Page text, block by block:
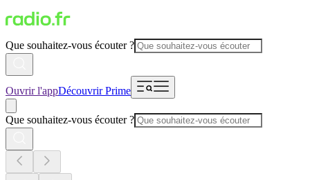
Que souhaitez-vous écouter ?
Ouvrir l'appDécouvrir Prime
Que souhaitez-vous écouter ?